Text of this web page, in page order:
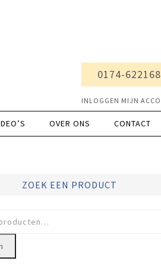
0174-622168
INLOGGEN MIJN
OVER ONS CONTACT
ZOEK EEN PRODUCT